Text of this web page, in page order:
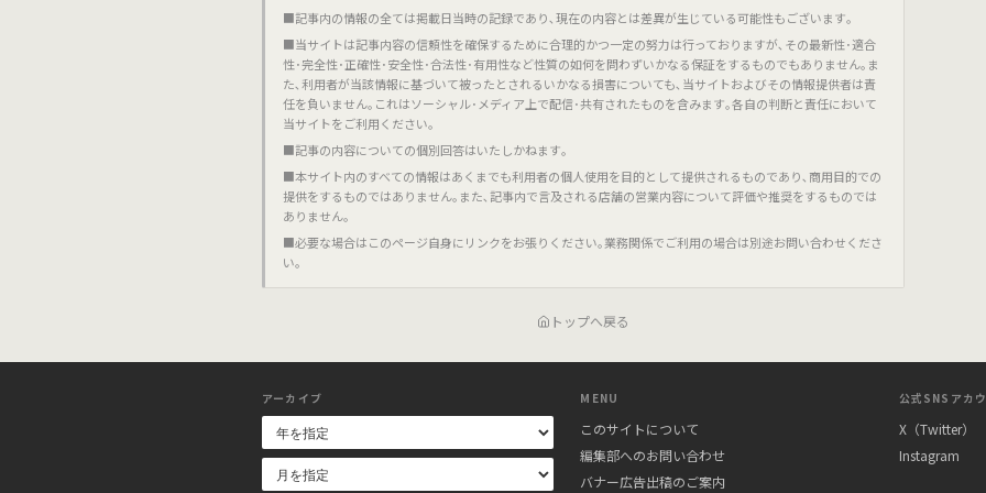
■記事内の情報の全ては掲載日当時の記録であり､現在の内容とは差異が生じている可能性もございます｡
■当サイトは記事内容の信頼性を確保するために合理的かつ一定の努力は行っておりますが､その最新性･適合
性･完全性･正確性･安全性･合法性･有用性など性質の如何を問わずいかなる保証をするものでもありません｡ま
た､利用者が当該情報に基づいて被ったとされるいかなる損害についても､当サイトおよびその情報提供者は責
任を負いません｡これはソーシャル･メディア上で配信･共有されたものを含みます｡各自の判断と責任において
当サイトをご利用ください｡
■記事の内容についての個別回答はいたしかねます｡
■本サイト内のすべての情報はあくまでも利用者の個人使用を目的として提供されるものであり､商用目的での
提供をするものではありません｡また､記事内で言及される店舗の営業内容について評価や推奨をするものでは
ありません｡
■必要な場合はこのページ自身にリンクをお張りください｡業務関係でご利用の場合は別途お問い合わせくださ
い｡
トップへ戻る
アーカイブ MENU
このサイトについて
編集部へのお問い合わせ
バナー広告出稿のご案内
公式SNSアカ
X（Twitter）
Instagram